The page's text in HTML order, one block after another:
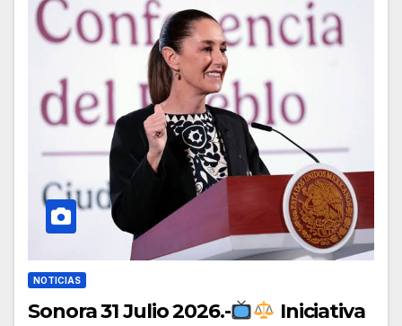
NOTICIAS
Sonora 31 Julio 2026.-
Iniciativa